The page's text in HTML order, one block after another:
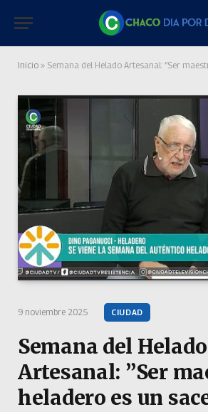
Inicio » Semana del Helado Artesanal: ”Ser maestro
9 noviembre 2025 CIUDAD
Semana del Helado
Artesanal: ”Ser
heladero es un